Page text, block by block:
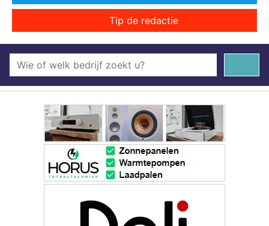
Tip de redactie